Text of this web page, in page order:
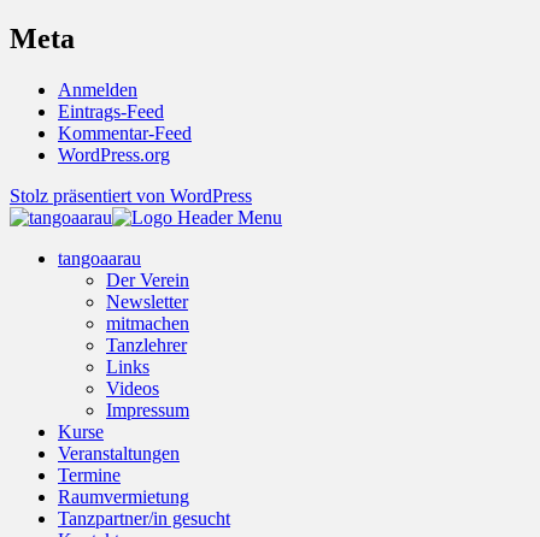
Meta
Anmelden
Eintrags-Feed
Kommentar-Feed
WordPress.org
Stolz präsentiert von WordPress
tangoaarau
Der Verein
Newsletter
mitmachen
Tanzlehrer
Links
Videos
Impressum
Kurse
Veranstaltungen
Termine
Raumvermietung
Tanzpartner/in gesucht